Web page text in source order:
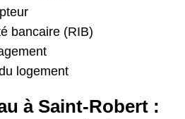
bancaire (RIB)
logement
à Saint-Robert :